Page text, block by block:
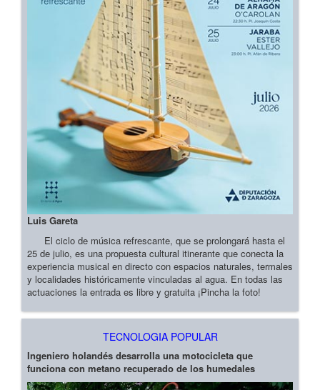
Luis Gareta
El ciclo de música refrescante, que se prolongará hasta el
25 de julio, es una propuesta cultural itinerante que conecta la
experiencia musical en directo con espacios naturales, termales
y localidades históricamente vinculadas al agua. En todas las
actuaciones la entrada es libre y gratuita ¡Pincha la foto!
TECNOLOGIA POPULAR
Ingeniero holandés desarrolla una motocicleta que
funciona con metano recuperado de los humedales